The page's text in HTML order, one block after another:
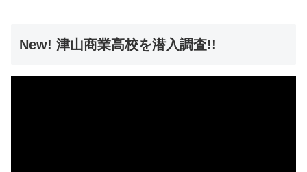
New! 津山商業高校を潜入調査!!